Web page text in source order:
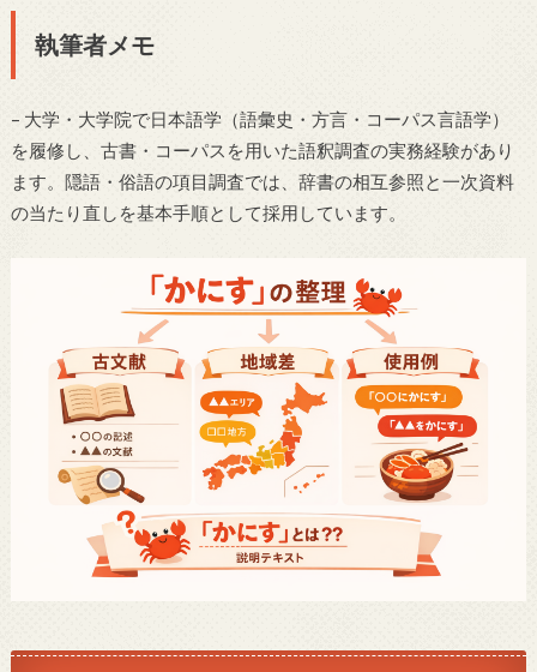
執筆者メモ
– 大学・大学院で日本語学（語彙史・方言・コーパス言語学）
を履修し、古書・コーパスを用いた語釈調査の実務経験があり
ます。隠語・俗語の項目調査では、辞書の相互参照と一次資料
の当たり直しを基本手順として採用しています。